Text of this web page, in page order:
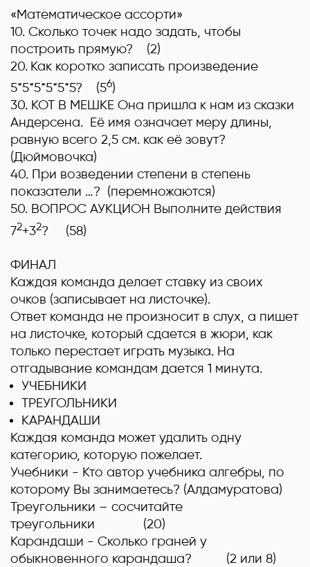
«Математическое ассорти»
10. Сколько точек надо задать, чтобы
построить прямую? (2)
20. Как коротко записать произведение
5*5*5*5*5*5? (56)
30. КОТ В МЕШКЕ Она пришла к нам из сказки
Андерсена. Её имя означает меру длины,
равную всего 2,5 см. как её зовут?
(Дюймовочка)
40. При возведении степени в степень
показатели …? (перемножаются)
50. ВОПРОС АУКЦИОН Выполните действия
72+32? (58)
ФИНАЛ
Каждая команда делает ставку из своих
очков (записывает на листочке).
Ответ команда не произносит в слух, а пишет
на листочке, который сдается в жюри, как
только перестает играть музыка. На
отгадывание командам дается 1 минута.
УЧЕБНИКИ
ТРЕУГОЛЬНИКИ
КАРАНДАШИ
Каждая команда может удалить одну
категорию, которую пожелает.
Учебники - Кто автор учебника алгебры, по
которому Вы занимаетесь? (Алдамуратова)
Треугольники – сосчитайте
треугольники (20)
Карандаши - Сколько граней у
обыкновенного карандаша? (2 или 8)